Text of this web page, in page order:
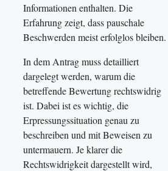
Informationen enthalten. Die
Erfahrung zeigt, dass pauschale
Beschwerden meist erfolglos bleiben.
In dem Antrag muss detailliert
dargelegt werden, warum die
betreffende Bewertung rechtswidrig
ist. Dabei ist es wichtig, die
Erpressungssituation genau zu
beschreiben und mit Beweisen zu
untermauern. Je klarer die
Rechtswidrigkeit dargestellt wird,